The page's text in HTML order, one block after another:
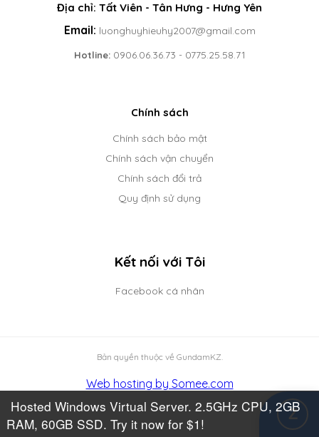
Địa chỉ: Tất Viên - Tân Hưng - Hưng Yên
Email: luonghuyhieuhy2007@gmail.com
Hotline: 0906.06.36.73 - 0775.25.58.71
Chính sách
Chính sách bảo mật
Chính sách vận chuyển
Chính sách đổi trả
Quy định sử dụng
Kết nối với Tôi
Facebook cá nhân
Bản quyền thuộc về GundamKZ.
Z
Web hosting by Somee.com
Hosted Windows Virtual Server. 2.5GHz CPU, 2GB
RAM, 60GB SSD. Try it now for $1!